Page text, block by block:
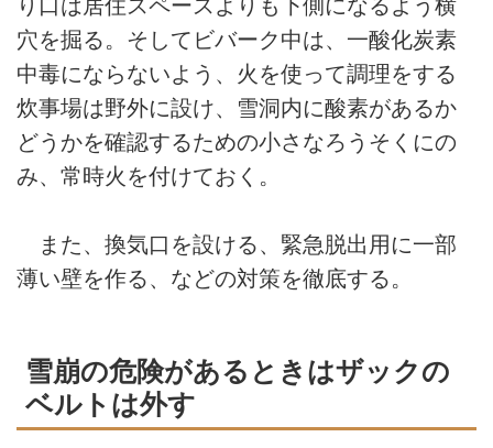
り口は居住スペースよりも下側になるよう横
穴を掘る。そしてビバーク中は、一酸化炭素
中毒にならないよう、火を使って調理をする
炊事場は野外に設け、雪洞内に酸素があるか
どうかを確認するための小さなろうそくにの
み、常時火を付けておく。
また、換気口を設ける、緊急脱出用に一部
薄い壁を作る、などの対策を徹底する。
雪崩の危険があるときはザックの
ベルトは外す